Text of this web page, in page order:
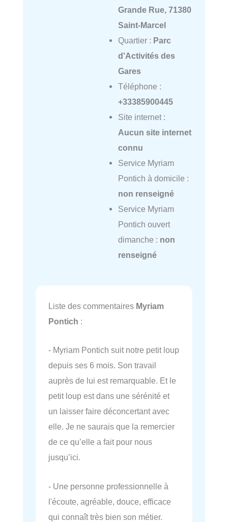
Grande Rue, 71380
Saint-Marcel
Quartier : Parc
d'Activités des
Gares
Téléphone :
+33385900445
Site internet :
Aucun site internet
connu
Service Myriam
Pontich à domicile :
non renseigné
Service Myriam
Pontich ouvert
dimanche : non
renseigné
Liste des commentaires Myriam
Pontich :
- Myriam Pontich suit notre petit loup
depuis ses 6 mois. Son travail
auprès de lui est remarquable. Et le
petit loup est dans une sérénité et
un laisser faire déconcertant avec
elle. Je ne saurais que la remercier
de ce qu’elle a fait pour nous
jusqu’ici.
- Une personne professionnelle à
l'écoute, agréable, douce, efficace
qui connaît très bien son métier.